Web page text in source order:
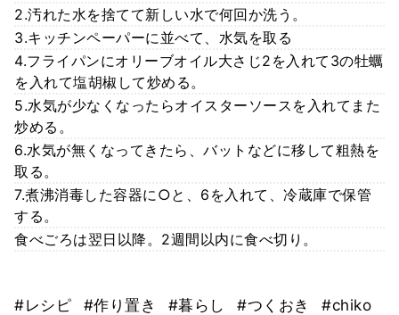
2.汚れた水を捨てて新しい水で何回か洗う。
3.キッチンペーパーに並べて、水気を取る
4.フライパンにオリーブオイル大さじ2を入れて3の牡蠣
を入れて塩胡椒して炒める。
5.水気が少なくなったらオイスターソースを入れてまた
炒める。
6.水気が無くなってきたら、バットなどに移して粗熱を
取る。
7.煮沸消毒した容器に○と、6を入れて、冷蔵庫で保管
する。
食べごろは翌日以降。2週間以内に食べ切り。
#レシピ #作り置き #暮らし #つくおき
#chiko